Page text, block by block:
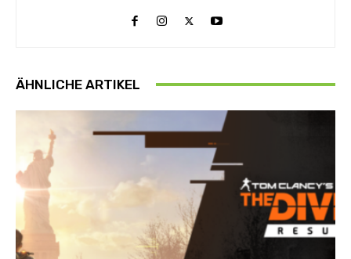
ÄHNLICHE ARTIKEL